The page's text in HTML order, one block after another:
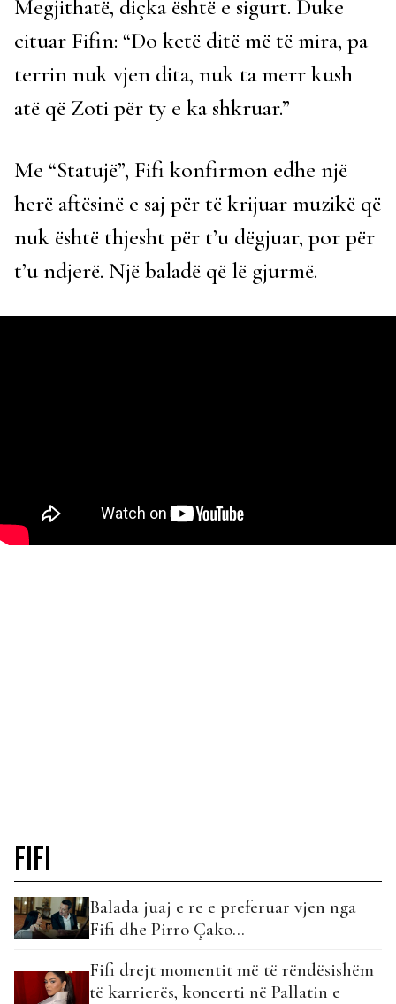
Megjithatë, diçka është e sigurt. Duke
cituar Fifin: “Do ketë ditë më të mira, pa
terrin nuk vjen dita, nuk ta merr kush
atë që Zoti për ty e ka shkruar.”
Me “Statujë”, Fifi konfirmon edhe një
herë aftësinë e saj për të krijuar muzikë që
nuk është thjesht për t’u dëgjuar, por për
t’u ndjerë. Një baladë që lë gjurmë.
FIFI
Balada juaj e re e preferuar vjen nga
Fifi dhe Pirro Çako…
Fifi drejt momentit më të rëndësishëm
të karrierës, koncerti në Pallatin e